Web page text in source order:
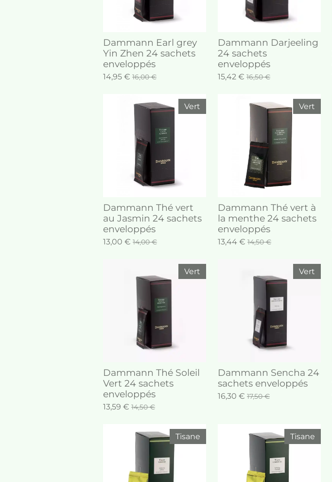
Dammann Earl grey
Yin Zhen 24 sachets
enveloppés
14,95 € 16,00 €
Dammann Darjeeling
24 sachets
enveloppés
15,42 € 16,50 €
Vert
Dammann Thé vert
au Jasmin 24 sachets
enveloppés
13,00 € 14,00 €
Vert
Dammann Thé vert à
la menthe 24 sachets
enveloppés
13,44 € 14,50 €
Vert
Dammann Thé Soleil
Vert 24 sachets
enveloppés
13,59 € 14,50 €
Vert
Dammann Sencha 24
sachets enveloppés
16,30 € 17,50 €
Tisane Tisane